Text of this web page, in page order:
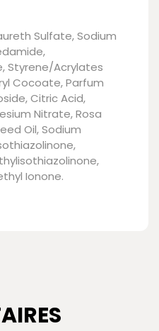
Sulfate, Sodium
Styrene/Acrylates
Cocoate, Parfum
Citric Acid,
Nitrate, Rosa
Oil, Sodium
Ionone.